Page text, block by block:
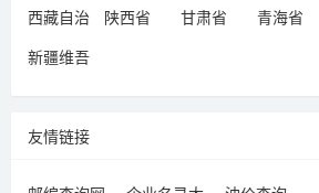
西藏自治
区
陕西省 甘肃省 青海省
新疆维吾
友情链接